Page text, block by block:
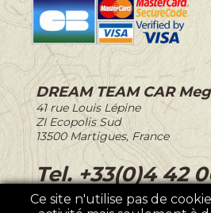
DREAM TEAM CAR
-41 rue Louis Lépine
-
ZI Ecopolis Sud
-13500 Martigues, France
Tel. +33(0)4 42
Ce site n'utilise pas de